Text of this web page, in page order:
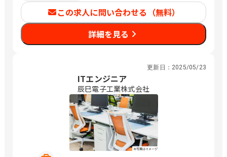
この求人に問い合わせる（無料）
詳細を見る
更新日： 2025/05/23
ITエンジニア
辰巳電子工業株式会社